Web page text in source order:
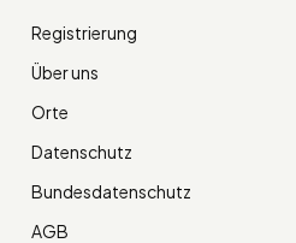
Registrierung
Über uns
Orte
Datenschutz
Bundesdatenschutz
AGB